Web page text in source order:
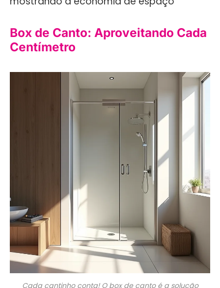
Box de Canto: Aproveitando Cada
Centímetro
Cada cantinho conta! O box de canto é a solução